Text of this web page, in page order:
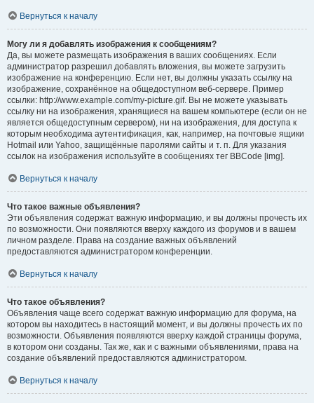
Вернуться к началу
Могу ли я добавлять изображения к сообщениям?
Да, вы можете размещать изображения в ваших сообщениях. Если
администратор разрешил добавлять вложения, вы можете загрузить
изображение на конференцию. Если нет, вы должны указать ссылку на
изображение, сохранённое на общедоступном веб-сервере. Пример
ссылки: http://www.example.com/my-picture.gif. Вы не можете указывать
ссылку ни на изображения, хранящиеся на вашем компьютере (если он не
является общедоступным сервером), ни на изображения, для доступа к
которым необходима аутентификация, как, например, на почтовые ящики
Hotmail или Yahoo, защищённые паролями сайты и т. п. Для указания
ссылок на изображения используйте в сообщениях тег BBCode [img].
Вернуться к началу
Что такое важные объявления?
Эти объявления содержат важную информацию, и вы должны прочесть их
по возможности. Они появляются вверху каждого из форумов и в вашем
личном разделе. Права на создание важных объявлений
предоставляются администратором конференции.
Вернуться к началу
Что такое объявления?
Объявления чаще всего содержат важную информацию для форума, на
котором вы находитесь в настоящий момент, и вы должны прочесть их по
возможности. Объявления появляются вверху каждой страницы форума,
в котором они созданы. Так же, как и с важными объявлениями, права на
создание объявлений предоставляются администратором.
Вернуться к началу